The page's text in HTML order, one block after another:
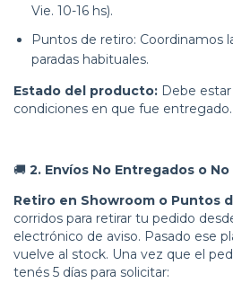
Vie. 10-16 hs).
Puntos de retiro: Coordinamos
paradas habituales.
Estado del producto: Debe
condiciones en que fue entregado.
🚚 2. Envíos No Entregados o
Retiro en Showroom o Puntos
corridos para retirar tu pedido
electrónico de aviso. Pasado ese
vuelve al stock. Una vez que el
tenés 5 días para solicitar: